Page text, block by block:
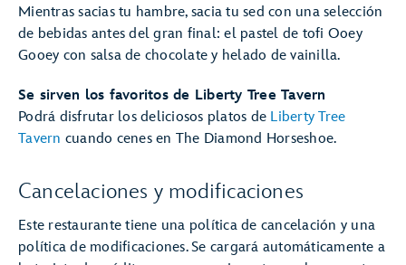
Mientras sacias tu hambre, sacia tu sed con una selección
de bebidas antes del gran final: el pastel de tofi Ooey
Gooey con salsa de chocolate y helado de vainilla.
Se sirven los favoritos de Liberty Tree Tavern
Podrá disfrutar los deliciosos platos de Liberty Tree
Tavern cuando cenes en The Diamond Horseshoe.
Cancelaciones y modificaciones
Este restaurante tiene una política de cancelación y una
política de modificaciones. Se cargará automáticamente a